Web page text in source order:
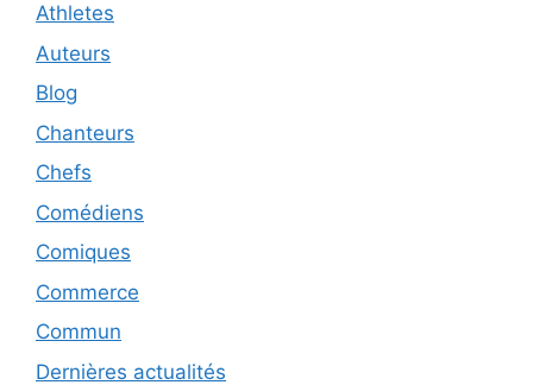
Athletes
Auteurs
Blog
Chanteurs
Chefs
Comédiens
Comiques
Commerce
Commun
Dernières actualités